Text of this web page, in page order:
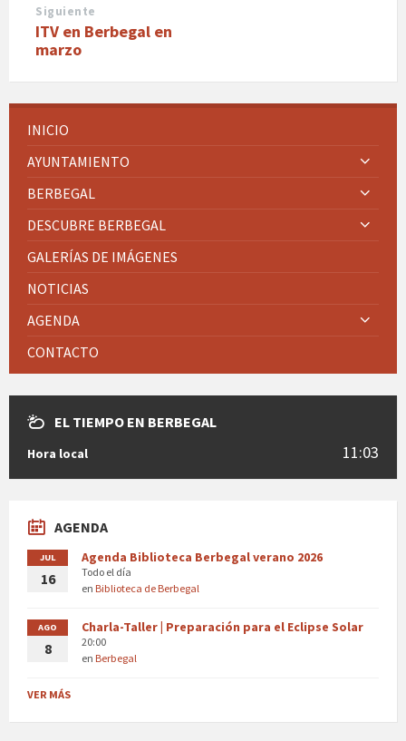
Siguiente
ITV en Berbegal en
marzo
INICIO
AYUNTAMIENTO
BERBEGAL
DESCUBRE BERBEGAL
GALERÍAS DE IMÁGENES
NOTICIAS
AGENDA
CONTACTO
EL TIEMPO EN BERBEGAL
Hora local 11:03
AGENDA
JUL
16
Agenda Biblioteca Berbegal verano 2026
Todo el día
en Biblioteca de Berbegal
AGO
8
Charla-Taller | Preparación para el Eclipse Solar
20:00
en Berbegal
VER MÁS